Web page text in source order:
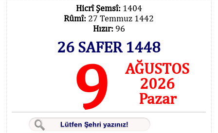
Hicrî Şemsî: 1404
Rûmî: 27 Temmuz 1442
Hızır: 96
26 SAFER 1448
9
AĞUSTOS
2026
Pazar